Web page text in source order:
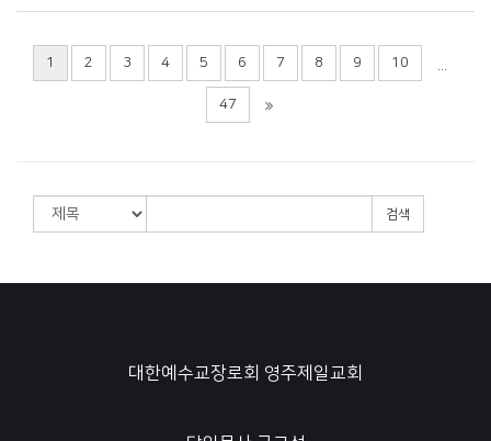
1 2 3 4 5 6 7 8 9 10
47
검색
대한예수교장로회 영주제일교회